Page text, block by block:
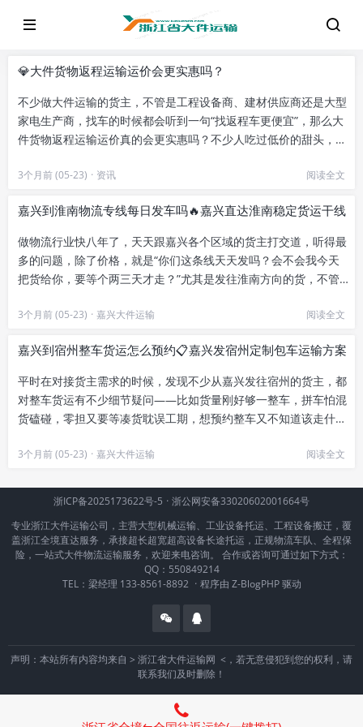
💎大件货物返程运输运价会更实惠吗？
不少做大件运输的货主，不管是工程设备商、建材供应商还是大型
家电生产商，找车的时候都会听到一句“找返程车更便宜”，那么大
件货物返程运输运价真的会更实惠吗？不少人吃过低价的甜头，也
3个月前 (05-23) · 资讯 阅读全文
嘉兴到淮南物流专线每日发车吗🔥嘉兴直达淮南稳定货运干线
做物流行业快八年了，天天跟嘉兴各个区域的货主打交道，听得最
多的问题，除了价格，就是“你们这条线天天发吗？会不会我今天
把货给你，要等个两三天才走？”尤其是发往淮南方向的货，不管
3个月前 (05-23) · 嘉兴大件运输 阅读全文
嘉兴到宿州整车货运怎么预约📋嘉兴发宿州定制包车运输方案
平时在对接货主需求的时候，发现不少从嘉兴发往宿州的货主，都
对整车货运有不少细节疑问——比如货量刚好够一整车，拼车怕混
货磕碰，零担又要等凑货耽误工期，想预约整车又不知道该走什么
3个月前 (05-23) · 嘉兴大件运输 阅读全文
浙ICP备2025173622号-5 · 浙公网安备33020602001664号
专业浙江大件运输公司，主营大型机械运输、工业设备托运、工程设备搬迁，覆
盖浙江全境直达服务，承接超长超宽超高设备长途托运，正规物流车队、全程保
险，一站式大件物流运输服务，欢迎来电咨询。 合作或咨询可通过如下方式：
QQ：550849214
TEL：梁经理 133-8561-8892 · 程序由 Z-BlogPHP驱动
声明：本站所有内容均来自 > 浙江省大件运输网 <，若无意侵犯到您的权利，请
联系我们及时删除！